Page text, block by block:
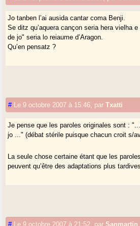
Jo tanben l’ai ausida cantar coma Benji.
Se ditz qu’aquera cançon seria hera vielha
de jo" seria lo reiaume d’Aragon.
Qu’en pensatz ?
# Le 9 octobre 2007 à 15:46 parTxatti
Je pense que les paroles originales sont :
jo ..." (débat stérile puisque chacun croit s/
La seule chose certaine étant que les
peuvent qu’être des adaptations plus tardives.
# Le 9 octobre 2007 à 21:52 parSanmartin